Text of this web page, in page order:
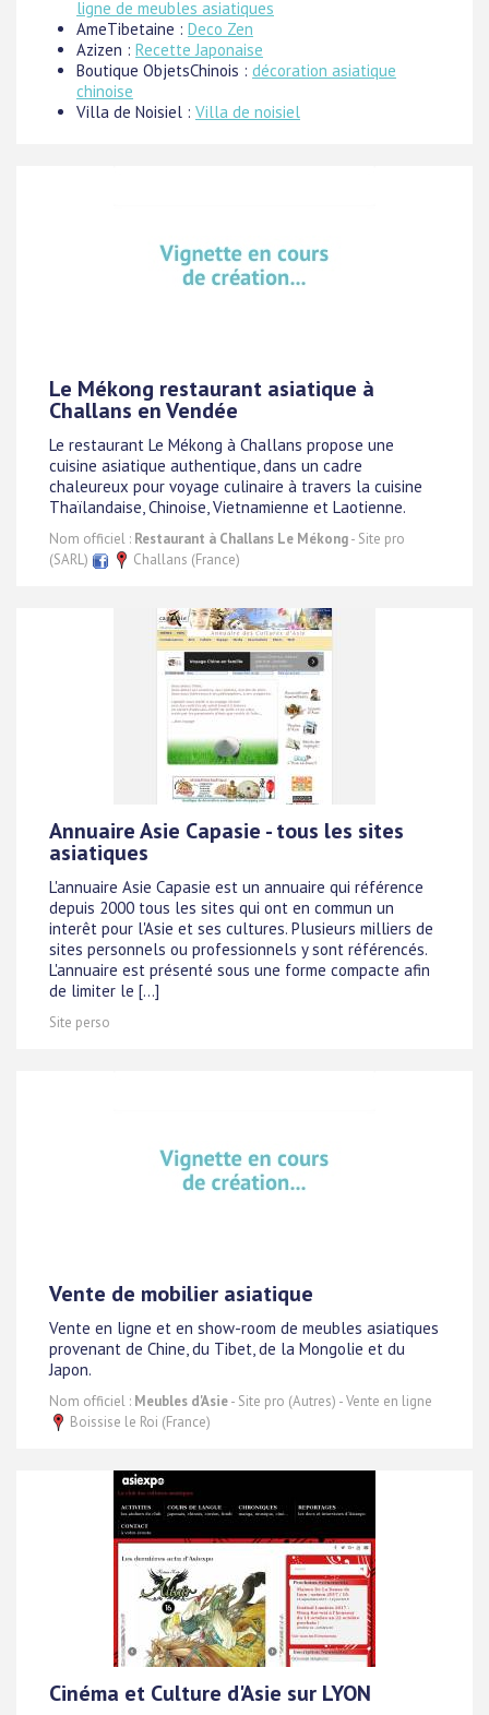
ligne de meubles asiatiques
AmeTibetaine : Deco Zen
Azizen : Recette Japonaise
Boutique ObjetsChinois : décoration asiatique
chinoise
Villa de Noisiel : Villa de noisiel
Le Mékong restaurant asiatique à
Challans en Vendée
Le restaurant Le Mékong à Challans propose une
cuisine asiatique authentique, dans un cadre
chaleureux pour voyage culinaire à travers la cuisine
Thaïlandaise, Chinoise, Vietnamienne et Laotienne.
Nom officiel : Restaurant à Challans Le Mékong- Site pro
(SARL)
Challans (France)
Annuaire Asie Capasie - tous les sites
asiatiques
L'annuaire Asie Capasie est un annuaire qui référence
depuis 2000 tous les sites qui ont en commun un
interêt pour l'Asie et ses cultures. Plusieurs milliers de
sites personnels ou professionnels y sont référencés.
L'annuaire est présenté sous une forme compacte afin
de limiter le [...]
Site perso
Vente de mobilier asiatique
Vente en ligne et en show-room de meubles asiatiques
provenant de Chine, du Tibet, de la Mongolie et du
Japon.
Nom officiel : Meubles d'Asie- Site pro (Autres) - Vente en ligne
Boissise le Roi (France)
Cinéma et Culture d'Asie sur LYON